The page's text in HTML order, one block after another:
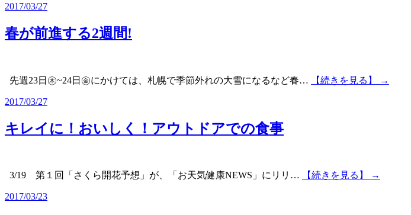
2017/03/27
春が前進する2週間!
先週23日㊍~24日㊎にかけては、札幌で季節外れの大雪になるなど春… 【続きを見る】 →
2017/03/27
キレイに！おいしく！アウトドアでの食事
3/19 第１回「さくら開花予想」が、「お天気健康NEWS」にリリ… 【続きを見る】 →
2017/03/23